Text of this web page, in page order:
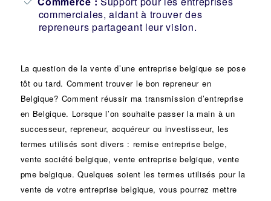
commerciales, aidant à trouver des
repreneurs partageant leur vision.
La question de la vente d’une entreprise belgique se pose
tôt ou tard. Comment trouver le bon repreneur en
Belgique? Comment réussir ma transmission d’entreprise
en Belgique. Lorsque l’on souhaite passer la main à un
successeur, repreneur, acquéreur ou investisseur, les
termes utilisés sont divers : remise entreprise belge,
vente société belgique, vente entreprise belgique, vente
pme belgique. Quelques soient les termes utilisés pour la
vente de votre entreprise belgique, vous pourrez mettre